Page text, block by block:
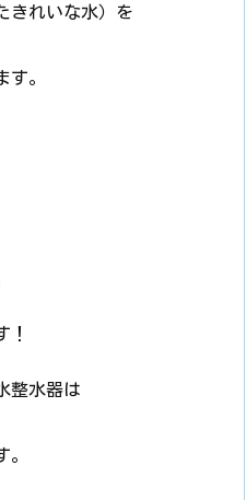
きれいな水）を
す。
！
整水器は
。